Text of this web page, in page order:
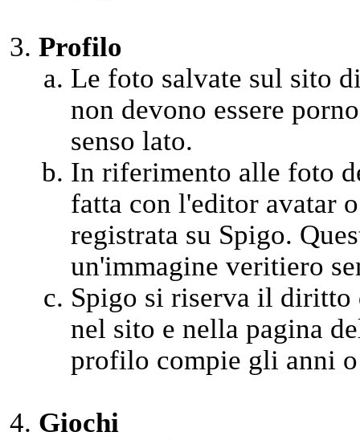
Profilo
Le foto salvate sul sito
non devono essere
senso lato.
In riferimento alle foto
fatta con l'editor avatar
registrata su Spigo.
un'immagine veritiero
Spigo si riserva il
nel sito e nella pagina
profilo compie gli anni
Giochi